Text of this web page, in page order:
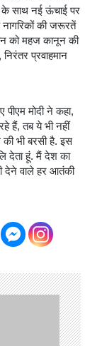
के साथ नई ऊंचाई पर
की जरूरतें
को महज कानून की
प्रवाहमान
मोदी ने कहा,
हैं, तब ये भी नहीं
भी बरसी है. इस
देता हूं. मैं देश का
देने वाले हर आतंकी